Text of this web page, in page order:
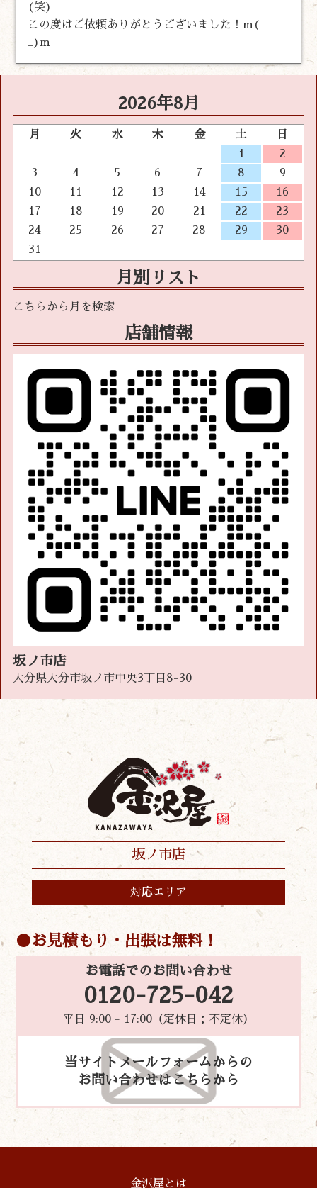
(笑)
この度はご依頼ありがとうございました！m(_
_)m
2026年8月
月 火 水 木 金 土
日
1
2
3
4 5 6 7 8
9
10
11 12 13 14 15
16
17
18 19 20 21 22
23
24
25 26 27 28 29
30
31
月別リスト
店舗情報
坂ノ市店
大分県大分市坂ノ市中央3丁目8-30
坂ノ市店
対応エリア
お見積もり・出張は無料！
お電話でのお問い合わせ
0120-725-042
平日 9:00 - 17:00（定休日：不定休）
当サイトメールフォームからの
お問い合わせはこちらから
金沢屋とは